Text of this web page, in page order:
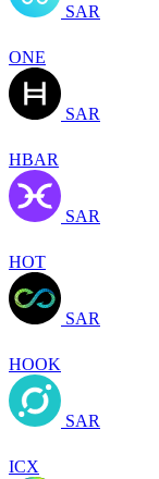
SAR
ONE
SAR
HBAR
SAR
HOT
SAR
HOOK
SAR
ICX